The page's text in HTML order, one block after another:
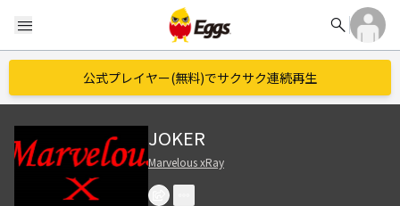
menu search
公式プレイヤー(無料)でサクサク連続再生
JOKER
Marvelous xRay